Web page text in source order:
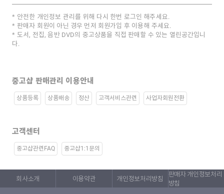
안전한 개인정보 관리를 위해 다시 한번 로그인 해주세요.
판매자 회원이 아닌 경우 먼저 회원가입 후 이용해 주세요.
도서, 전집, 음반 DVD의 중고상품을 직접 판매할 수 있는 열린공간입니
다.
중고샵 판매관리 이용안내
상품등록 상품배송 정산 고객서비스관련 사업자회원전환
고객센터
중고샵관련FAQ 중고샵1:1문의
회사소개 이용약관 개인정보처리방침
판매자 개인정보처리
방침